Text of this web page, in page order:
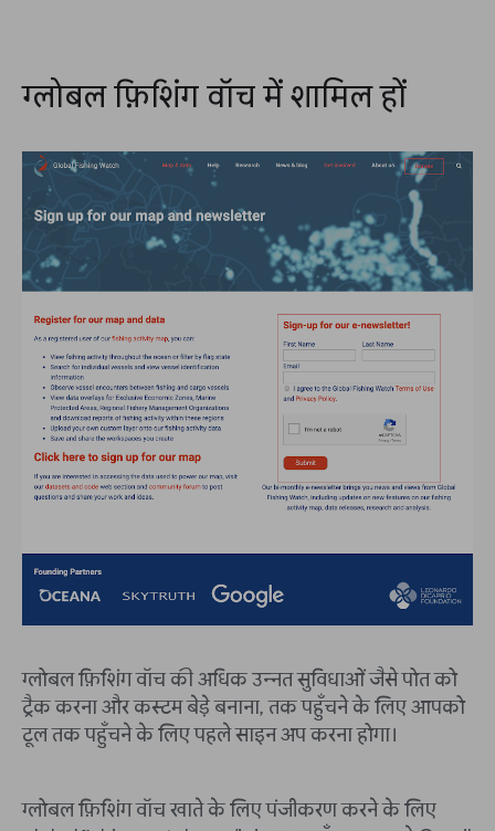
ग्लोबल फ़िशिंग वॉच में शामिल हों
ग्लोबल फ़िशिंग वॉच की अधिक उन्नत सुविधाओं जैसे पोत को
ट्रैक करना और कस्टम बेड़े बनाना, तक पहुँचने के लिए आपको
टूल तक पहुँचने के लिए पहले साइन अप करना होगा।
ग्लोबल फ़िशिंग वॉच खाते के लिए पंजीकरण करने के लिए